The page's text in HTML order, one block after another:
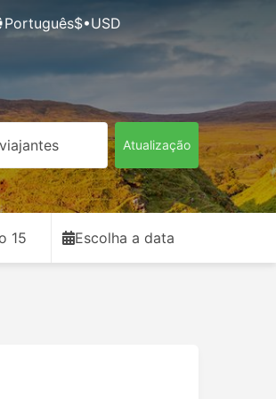
Português$•USD
Atualização
15 Escolha a data